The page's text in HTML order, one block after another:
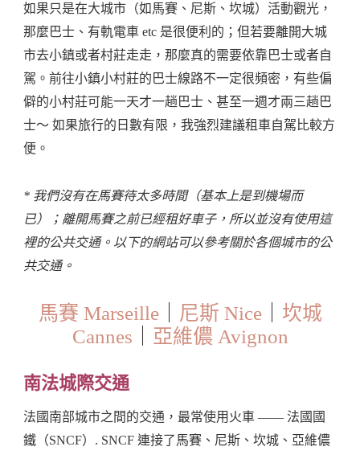
如果只是在大城市（如馬賽、尼斯、坎城）活動觀光，
那麼巴士、有軌電車 etc 是很便利的；但若要離開大城
市去小鎮或者村莊走走，那麼真的需要依靠巴士或者自
駕。前往小鎮小村莊的巴士線路不一定很頻密，有些偏
僻的小村莊可能一天才一趟巴士、甚至一週才兩三趟巴
士～ 如果旅行的日數有限，我強烈建議租車自駕比較方
便。
* 我們沒有在馬賽待太多時間（基本上是到機場而
已）；離開馬賽之前已經租好車子，所以並沒有使用這
裡的公共交通。以下的網站可以參考關於各個城市的公
共交通。
馬賽 Marseille｜ 尼斯 Nice｜ 坎城
Cannes
亞維儂 Avignon
南法城際交通
法國南部城市之間的交通，最常使用火車 —— 法國國
鐵（SNCF）. SNCF 連接了馬賽、尼斯、坎城、亞維儂